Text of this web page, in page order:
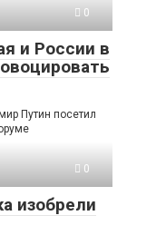
0
и России в
Путин посетил
0
изобрели